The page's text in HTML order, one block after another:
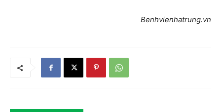
Benhvienhatrung.vn